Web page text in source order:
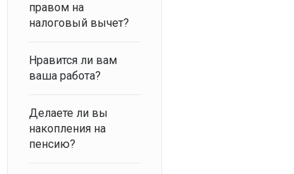
правом на
налоговый вычет?
Нравится ли вам
ваша работа?
Делаете ли вы
накопления на
пенсию?